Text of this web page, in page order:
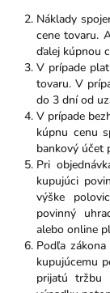
Náklady
cene tovaru.
ďalej kúpnou
V prípade
tovaru. V
do 3 dní od
V prípade
kúpnu cenu
bankový účet
Pri
kupujúci
výške
povinný
alebo online
Podľa
kupujúcemu
prijatú tržbu